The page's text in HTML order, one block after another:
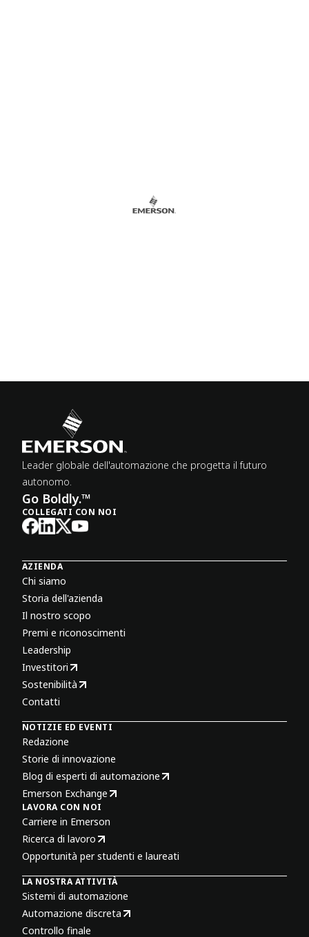
Leader globale dell'automazione che progetta il futuro
autonomo.
Go Boldly.™
COLLEGATI CON NOI
AZIENDA
Chi siamo
Storia dell'azienda
Il nostro scopo
Premi e riconoscimenti
Leadership
Investitori
Sostenibilità
Contatti
NOTIZIE ED EVENTI
Redazione
Storie di innovazione
Blog di esperti di automazione
Emerson Exchange
LAVORA CON NOI
Carriere in Emerson
Ricerca di lavoro
Opportunità per studenti e laureati
LA NOSTRA ATTIVITÀ
Sistemi di automazione
Automazione discreta
Controllo finale